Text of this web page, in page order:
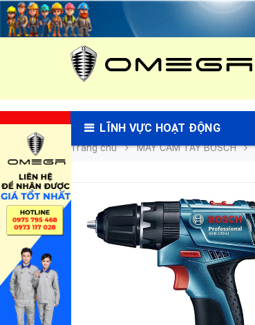
LĨNH VỰC HOẠT ĐỘNG
Trang chủ
MÁY CẦM TAY BOSCH